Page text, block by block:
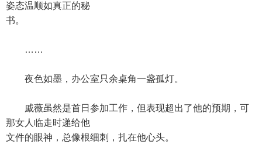
姿态温顺如真正的秘
书。
……
夜色如墨，办公室只余桌角一盏孤灯。
戚薇虽然是首日参加工作，但表现超出了他的预期，可
那女人临走时递给他
文件的眼神，总像根细刺，扎在他心头。